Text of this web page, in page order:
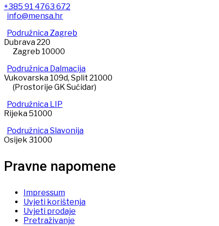
+385 91 4763 672
info@mensa.hr
Podružnica Zagreb
Dubrava 220
Zagreb 10000
Podružnica Dalmacija
Vukovarska 109d, Split 21000
(Prostorije GK Sućidar)
Podružnica LIP
Rijeka 51000
Podružnica Slavonija
Osijek 31000
Pravne napomene
Impressum
Uvjeti korištenja
Uvjeti prodaje
Pretraživanje